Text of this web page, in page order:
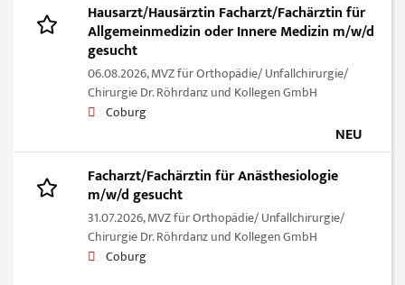
Hausarzt/Hausärztin Facharzt/Fachärztin für
Allgemeinmedizin oder Innere Medizin m/w/d
gesucht
06.08.2026,MVZ für Orthopädie/ Unfallchirurgie/
Chirurgie Dr. Röhrdanz und Kollegen GmbH
Coburg
NEU
Facharzt/Fachärztin für Anästhesiologie
m/w/d gesucht
31.07.2026,MVZ für Orthopädie/ Unfallchirurgie/
Chirurgie Dr. Röhrdanz und Kollegen GmbH
Coburg